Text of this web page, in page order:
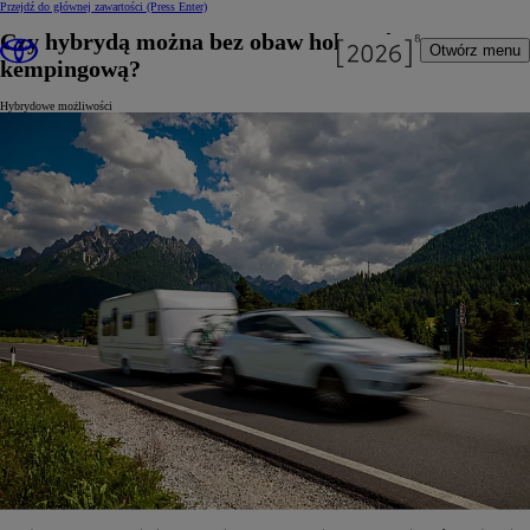
Przejdź do głównej zawartości (Press Enter)
Otwórz menu
Czy hybrydą można bez obaw holować przyczepę
kempingową?
Hybrydowe możliwości